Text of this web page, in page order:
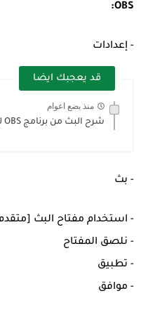
OBS:
- إعدادات
قد يعجبك ايضا
منذ بضع اعوام
شرح البث من برنامج OBS لرفع فيديو مسجل و جاهز...
- بث
- استخدام مفتاح البث
- نلصق المفتاح
- تطبيق
- موافق